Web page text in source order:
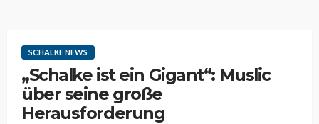
SCHALKE NEWS
„Schalke ist ein Gigant“: Muslic
über seine große
Herausforderung